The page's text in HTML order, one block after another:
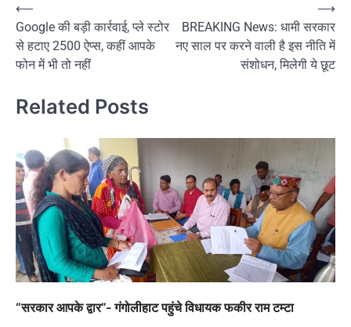
Post
navigation
⟵
Google की बड़ी कार्रवाई, प्ले स्टोर
से हटाए 2500 ऐप्स, कहीं आपके
फोन में भी तो नहीं
BREAKING News: धामी सरकार
नए साल पर करने वाली है इस नीति में
संशोधन, मिलेगी ये छूट
⟶
Related Posts
“सरकार आपके द्वार”- गंगोलीहाट पहुंचे विधायक फकीर राम टम्टा